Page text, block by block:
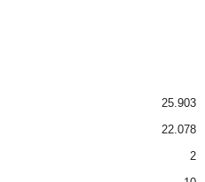
25.903
22.078
2